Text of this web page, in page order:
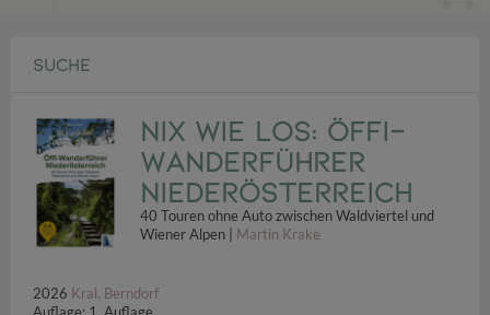
SUCHE
Nix wie los: Öffi-
Wanderführer
Niederösterreich
40 Touren ohne Auto zwischen Waldviertel und
Wiener Alpen | Martin Krake
2026 Kral, Berndorf